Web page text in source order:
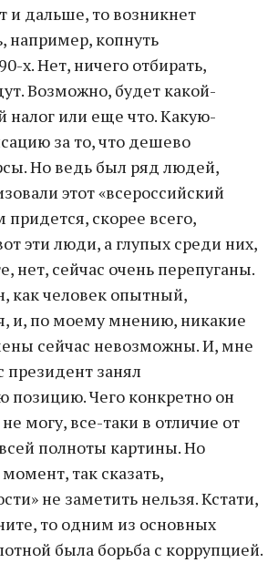
и дальше, то возникнет
например, копнуть
х. Нет, ничего отбирать,
Возможно, будет какой-
налог или еще что. Какую-
за то, что дешево
Но ведь был ряд людей,
этот «всероссийский
придется, скорее всего,
эти люди, а глупых среди них,
нет, сейчас очень перепуганы.
как человек опытный,
и, по моему мнению, никакие
сейчас невозможны. И, мне
президент занял
позицию. Чего конкретно он
могу, все-таки в отличие от
полноты картины. Но
так сказать,
не заметить нельзя. Кстати,
то одним из основных
была борьба с коррупцией.